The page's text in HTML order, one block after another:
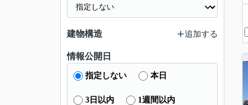
建物構造 追加する
情報公開日
指定しない 本日
3日以内 1週間以内